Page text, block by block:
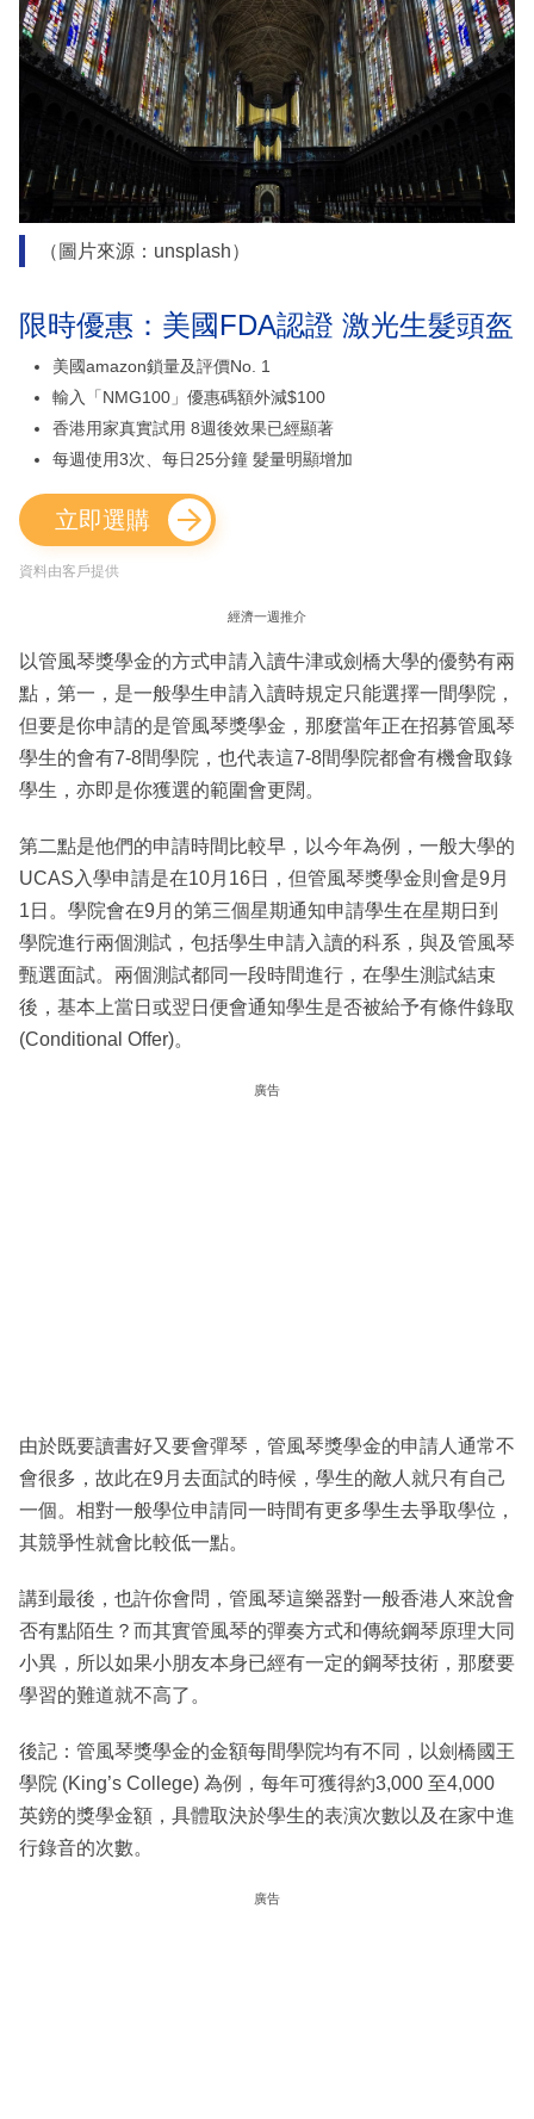
（圖片來源：unsplash）
限時優惠：美國FDA認證 激光生髮頭盔
美國amazon鎖量及評價No. 1
輸入「NMG100」優惠碼額外減$100
香港用家真實試用 8週後效果已經顯著
每週使用3次、每日25分鐘 髮量明顯增加
立即選購
資料由客戶提供
經濟一週推介
以管風琴獎學金的方式申請入讀牛津或劍橋大學的優勢有兩
點，第一，是一般學生申請入讀時規定只能選擇一間學院，
但要是你申請的是管風琴獎學金，那麼當年正在招募管風琴
學生的會有7-8間學院，也代表這7-8間學院都會有機會取錄
學生，亦即是你獲選的範圍會更闊。
第二點是他們的申請時間比較早，以今年為例，一般大學的
UCAS入學申請是在10月16日，但管風琴獎學金則會是9月
1日。學院會在9月的第三個星期通知申請學生在星期日到
學院進行兩個測試，包括學生申請入讀的科系，與及管風琴
甄選面試。兩個測試都同一段時間進行，在學生測試結束
後，基本上當日或翌日便會通知學生是否被給予有條件錄取
(Conditional Offer)。
廣告
由於既要讀書好又要會彈琴，管風琴獎學金的申請人通常不
會很多，故此在9月去面試的時候，學生的敵人就只有自己
一個。相對一般學位申請同一時間有更多學生去爭取學位，
其競爭性就會比較低一點。
講到最後，也許你會問，管風琴這樂器對一般香港人來說會
否有點陌生？而其實管風琴的彈奏方式和傳統鋼琴原理大同
小異，所以如果小朋友本身已經有一定的鋼琴技術，那麼要
學習的難道就不高了。
後記：管風琴獎學金的金額每間學院均有不同，以劍橋國王
學院 (King’s College) 為例，每年可獲得約3,000 至4,000
英鎊的獎學金額，具體取決於學生的表演次數以及在家中進
行錄音的次數。
廣告